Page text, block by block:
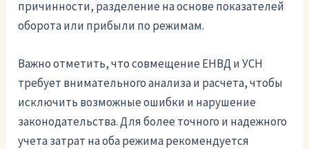
причинности, разделение на основе показателей
оборота или прибыли по режимам.
Важно отметить, что совмещение ЕНВД и УСН
требует внимательного анализа и расчета, чтобы
исключить возможные ошибки и нарушение
законодательства. Для более точного и надежного
учета затрат на оба режима рекомендуется